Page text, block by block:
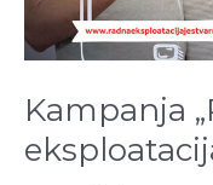
Kampanja